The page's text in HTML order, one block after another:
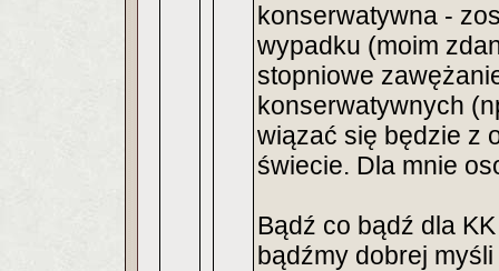
konserwatywna -
wypadku (moim
stopniowe
konserwatywnych
wiązać się będzie z
świecie. Dla mnie
Bądź co bądź dla
bądźmy dobrej myśli